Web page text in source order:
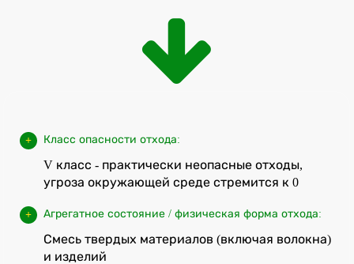
Класс опасности отхода:
V класс - практически неопасные отходы,
угроза окружающей среде стремится к 0
Агрегатное состояние / физическая форма отхода:
Смесь твердых материалов (включая волокна)
и изделий